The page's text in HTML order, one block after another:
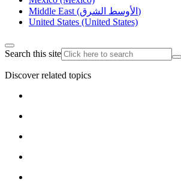
Middle East (الأوسط الشرق)
United States (United States)
Search this site
Discover related topics